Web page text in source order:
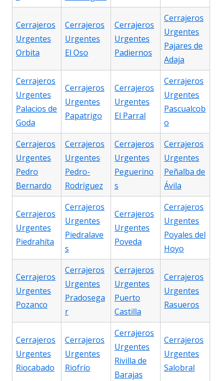
Cerrajeros
Urgentes
Orbita
Cerrajeros
Urgentes
El Oso
Cerrajeros
Urgentes
Padiernos
Cerrajeros
Urgentes
Pajares de
Adaja
Cerrajeros
Urgentes
Palacios de
Goda
Cerrajeros
Urgentes
Papatrigo
Cerrajeros
Urgentes
El Parral
Cerrajeros
Urgentes
Pascualcob
o
Cerrajeros
Urgentes
Pedro
Bernardo
Cerrajeros
Urgentes
Pedro-
Rodríguez
Cerrajeros
Urgentes
Peguerino
s
Cerrajeros
Urgentes
Peñalba de
Ávila
Cerrajeros
Urgentes
Piedrahíta
Cerrajeros
Urgentes
Piedralave
s
Cerrajeros
Urgentes
Poveda
Cerrajeros
Urgentes
Poyales del
Hoyo
Cerrajeros
Urgentes
Pozanco
Cerrajeros
Urgentes
Pradosega
r
Cerrajeros
Urgentes
Puerto
Castilla
Cerrajeros
Urgentes
Rasueros
Cerrajeros
Urgentes
Riocabado
Cerrajeros
Urgentes
Riofrío
Cerrajeros
Urgentes
Rivilla de
Barajas
Cerrajeros
Urgentes
Salobral